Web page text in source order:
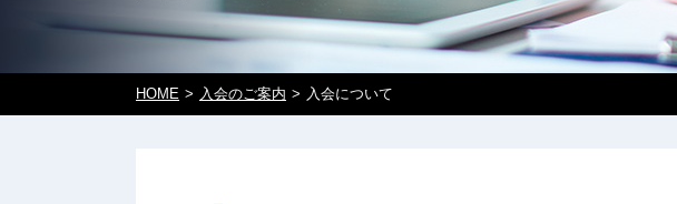
HOME 入会のご案内 入会について